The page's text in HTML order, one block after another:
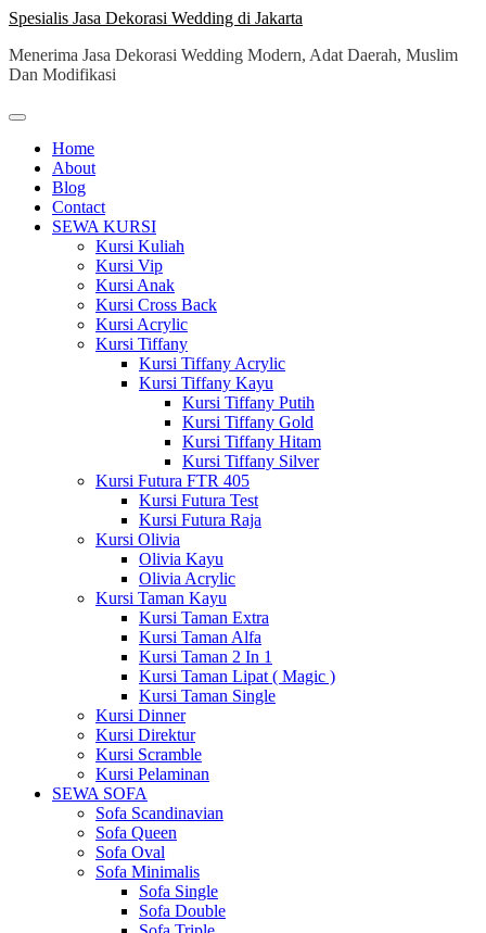
Skip
content
Spesialis Jasa Dekorasi Wedding di Jakarta
Menerima Jasa Dekorasi Wedding Modern, Adat Daerah, Muslim
Dan Modifikasi
Home
About
Blog
Contact
SEWA KURSI
Kursi Kuliah
Kursi Vip
Kursi Anak
Kursi Cross Back
Kursi Acrylic
Kursi Tiffany
Kursi Tiffany Acrylic
Kursi Tiffany Kayu
Kursi Tiffany Putih
Kursi Tiffany Gold
Kursi Tiffany Hitam
Kursi Tiffany Silver
Kursi Futura FTR 405
Kursi Futura Test
Kursi Futura Raja
Kursi Olivia
Olivia Kayu
Olivia Acrylic
Kursi Taman Kayu
Kursi Taman Extra
Kursi Taman Alfa
Kursi Taman 2 In 1
Kursi Taman Lipat ( Magic )
Kursi Taman Single
Kursi Dinner
Kursi Direktur
Kursi Scramble
Kursi Pelaminan
SEWA SOFA
Sofa Scandinavian
Sofa Queen
Sofa Oval
Sofa Minimalis
Sofa Single
Sofa Double